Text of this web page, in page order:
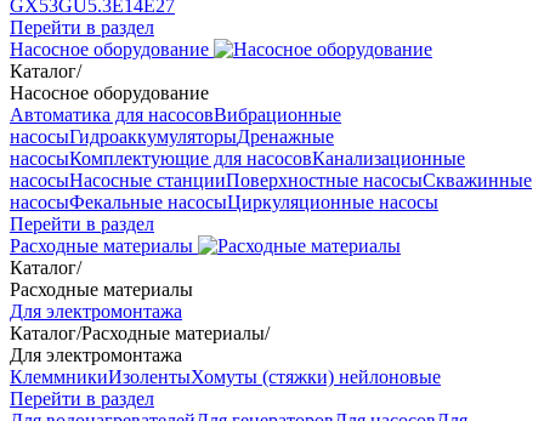
GX53GU5.3Е14Е27
Перейти в раздел
Насосное оборудование
Каталог/
Насосное оборудование
Автоматика для насосовВибрационные
насосыГидроаккумуляторыДренажные
насосыКомплектующие для насосовКанализационные
насосыНасосные станцииПоверхностные насосыСкважинные
насосыФекальные насосыЦиркуляционные насосы
Перейти в раздел
Расходные материалы
Каталог/
Расходные материалы
Для электромонтажа
Каталог/Расходные материалы/
Для электромонтажа
КлеммникиИзолентыХомуты (стяжки) нейлоновые
Перейти в раздел